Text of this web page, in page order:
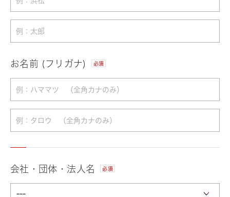
お名前 (フリガナ) 必須
会社・団体・法人名 必須